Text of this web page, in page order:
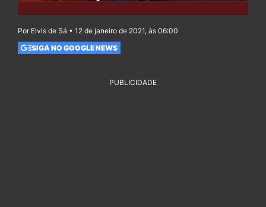
Por Elvis de Sá • 12 de janeiro de 2021, às 06:00
SIGA NO GOOGLE NEWS
PUBLICIDADE